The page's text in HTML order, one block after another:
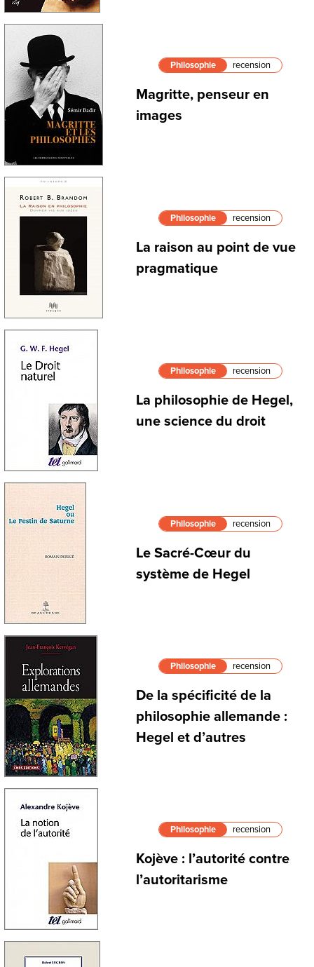
Philosophie recension
Magritte, penseur en
images
Philosophie recension
La raison au point de vue
pragmatique
Philosophie recension
La philosophie de Hegel,
une science du droit
Philosophie recension
Le Sacré-Cœur du
système de Hegel
Philosophie recension
De la spécificité de la
philosophie allemande :
Hegel et d’autres
Philosophie recension
Kojève : l’autorité contre
l’autoritarisme